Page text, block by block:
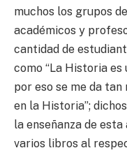
muchos los grupos
académicos y
cantidad de
como “La Historia
por eso se me da tan
en la Historia”;
la enseñanza de
varios libros al